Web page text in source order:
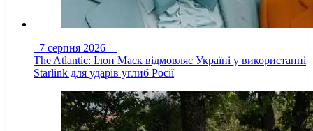
7 серпня 2026
The Atlantic: Ілон Маск відмовляє Україні у використанні
Starlink для ударів углиб Росії